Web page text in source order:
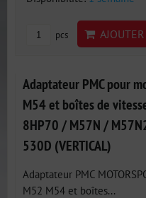
pcs
Adaptateur PMC pour
M54 et boîtes de
8HP70 / M57N /
530D (VERTICAL)
Adaptateur PMC
M52 M54 et boîtes...